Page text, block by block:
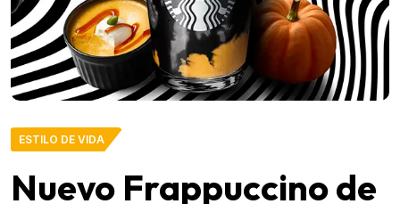
ESTILO DE VIDA
Nuevo Frappuccino de